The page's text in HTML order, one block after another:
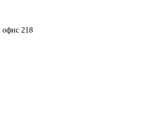
офис 218